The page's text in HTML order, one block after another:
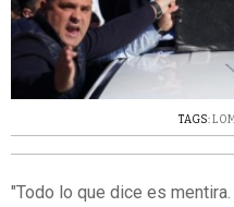
TAGS:
"Todo lo que dice es